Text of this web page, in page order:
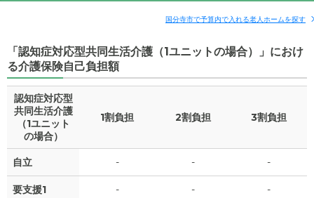
国分寺市で予算内で入れる老人ホームを探す
「認知症対応型共同生活介護（1ユニットの場合）」におけ
る介護保険自己負担額
認知症対応型
共同生活介護
（1ユニット
の場合）
1割負担 2割負担 3割負担
自立 - - -
要支援1 - - -